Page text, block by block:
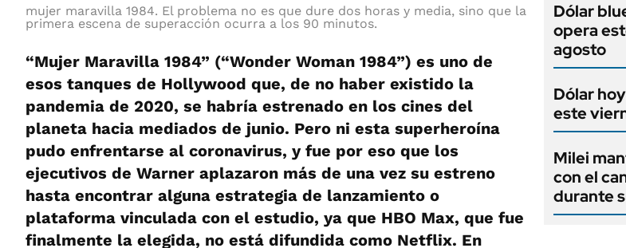
mujer maravilla 1984. El problema no es que dure dos horas y media, sino que la
primera escena de superacción ocurra a los 90 minutos.
“Mujer Maravilla 1984” (“Wonder Woman 1984”) es uno de
esos tanques de Hollywood que, de no haber existido la
pandemia de 2020, se habría estrenado en los cines del
planeta hacia mediados de junio. Pero ni esta superheroína
pudo enfrentarse al coronavirus, y fue por eso que los
ejecutivos de Warner aplazaron más de una vez su estreno
hasta encontrar alguna estrategia de lanzamiento o
plataforma vinculada con el estudio, ya que HBO Max, que fue
finalmente la elegida, no está difundida como Netflix. En
Dólar
opera
agosto
Dólar
este
Milei
con el
durante